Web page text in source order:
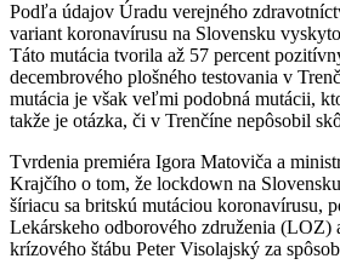
Podľa údajov Úradu verejného
variant koronavírusu na Slovensku
Táto mutácia tvorila až 57 percent
decembrového plošného testovania v
mutácia je však veľmi podobná mutácii,
takže je otázka, či v Trenčíne nepôsobil
Tvrdenia premiéra Igora Matoviča a
Krajčího o tom, že lockdown na
šíriacu sa britskú mutáciou koronavírusu,
Lekárskeho odborového združenia (LOZ)
krízového štábu Peter Visolajský za